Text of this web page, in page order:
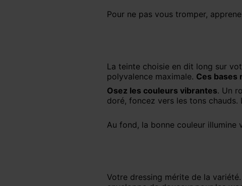
Pour ne pas vous tromper,
La teinte choisie en dit long sur votre humeur. Le noir, le beige ou le marine restent des valeurs sûres pour une
polyvalence maximale. Ces bases
Osez les couleurs vibrantes. Un
doré, foncez vers les tons
Au fond, la bonne couleur illumine
Votre dressing mérite de la variété. La robe t-shirt sauve vos matins pressés avec style, tandis que la maille vous